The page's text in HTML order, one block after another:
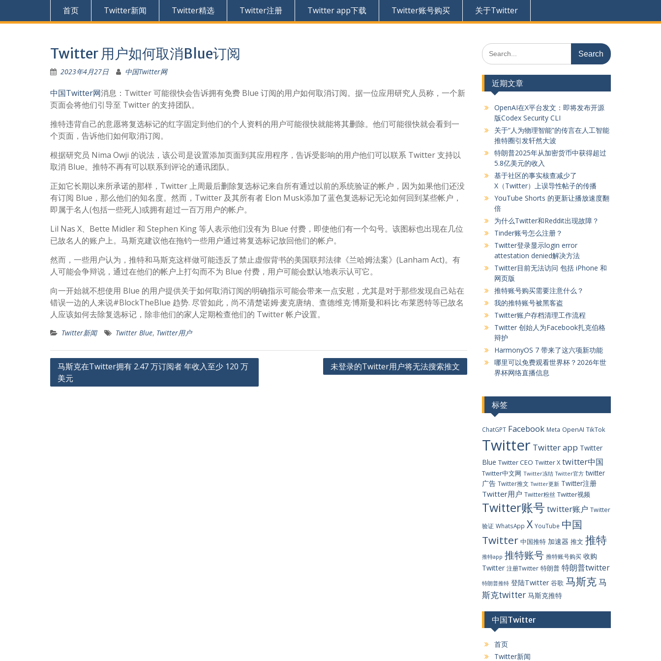
首页 Twitter新闻 Twitter精选 Twitter注册 Twitter app下载 Twitter账号购买 关于Twitter
Twitter 用户如何取消Blue订阅
2023年4月27日 中国Twitter网
中国Twitter网消息：Twitter 可能很快会告诉拥有免费 Blue 订阅的用户如何取消订阅。据一位应用研究人员称，一个新
页面会将他们引导至 Twitter 的支持团队。
推特违背自己的意愿将复选标记的红字固定到他们的个人资料的用户可能很快就能将其删除。他们可能很快就会看到一
个页面，告诉他们如何取消订阅。
根据研究员 Nima Owji 的说法，该公司是设置添加页面到其应用程序，告诉受影响的用户他们可以联系 Twitter 支持以
取消 Blue。推特不再有可以联系到评论的通讯团队。
正如它长期以来所承诺的那样，Twitter 上周最后删除复选标记来自所有通过以前的系统验证的帐户，因为如果他们还没
有订阅 Blue，那么他们的知名度。然而，Twitter 及其所有者 Elon Musk添加了蓝色复选标记无论如何回到某些帐户，
即属于名人(包括一些死人)或拥有超过一百万用户的帐户。
Lil Nas X、Bette Midler 和 Stephen King 等人表示他们没有为 Blue 付费，即使他们有一个勾号。该图标也出现在几位
已故名人的账户上。马斯克建议他在拖钓一些用户通过将复选标记放回他们的帐户。
然而，一些用户认为，推特和马斯克这样做可能违反了禁止虚假背书的美国联邦法律《兰哈姆法案》(Lanham Act)。有
人可能会争辩说，通过在他们的帐户上打勾而不为 Blue 付费，用户可能会默认地表示认可它。
向一开始就不想使用 Blue 的用户提供关于如何取消订阅的明确指示可能会带来一点安慰，尤其是对于那些发现自己站在
错误一边的人来说#BlockTheBlue 趋势. 尽管如此，尚不清楚诺姆·麦克唐纳、查德维克·博斯曼和科比·布莱恩特等已故名
人应该如何去除复选标记，除非他们的家人定期检查他们的 Twitter 帐户设置。
Twitter新闻 Twitter Blue, Twitter用户
文
章
马斯克在Twitter拥有 2.47 万订阅者 年收入至少 120 万
美元
未登录的Twitter用户将无法搜索推文
Search
for:
近期文章
OpenAI在X平台发文：即将发布开源
版Codex Security CLI
关于“人为物理智能”的传言在人工智能
推特圈引发轩然大波
特朗普2025年从加密货币中获得超过
5.8亿美元的收入
基于社区的事实核查减少了
X（Twitter）上误导性帖子的传播
YouTube Shorts 的更新让播放速度翻
倍
为什么Twitter和Reddit出现故障？
Tinder账号怎么注册？
Twitter登录显示login error
attestation denied解决方法
Twitter目前无法访问 包括 iPhone 和
网页版
推特账号购买需要注意什么？
我的推特账号被黑客盗
Twitter账户存档清理工作流程
Twitter 创始人为Facebook扎克伯格
辩护
HarmonyOS 7 带来了这六项新功能
哪里可以免费观看世界杯？2026年世
界杯网络直播信息
标签
ChatGPT Facebook Meta OpenAI TikTok
Twitter Twitter app Twitter
Blue Twitter CEO Twitter X twitter中国
Twitter中文网 Twitter冻结 Twitter官方 twitter
广告 Twitter推文 Twitter更新 Twitter注册
Twitter用户 Twitter粉丝 Twitter视频
Twitter账号 twitter账户 Twitter
验证 WhatsApp X YouTube 中国
Twitter 中国推特 加速器 推文 推特
推特app 推特账号 推特账号购买 收购
Twitter 注册Twitter 特朗普 特朗普twitter
特朗普推特 登陆Twitter 谷歌 马斯克马
斯克twitter 马斯克推特
中国Twitter
首页
Twitter新闻